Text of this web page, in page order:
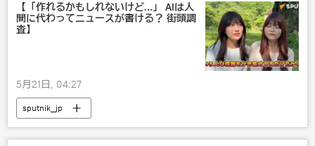
【「作れるかもしれないけど…」 AIは人
間に代わってニュースが書ける？ 街頭調
査】
5月21日, 04:27
sputnik_jp